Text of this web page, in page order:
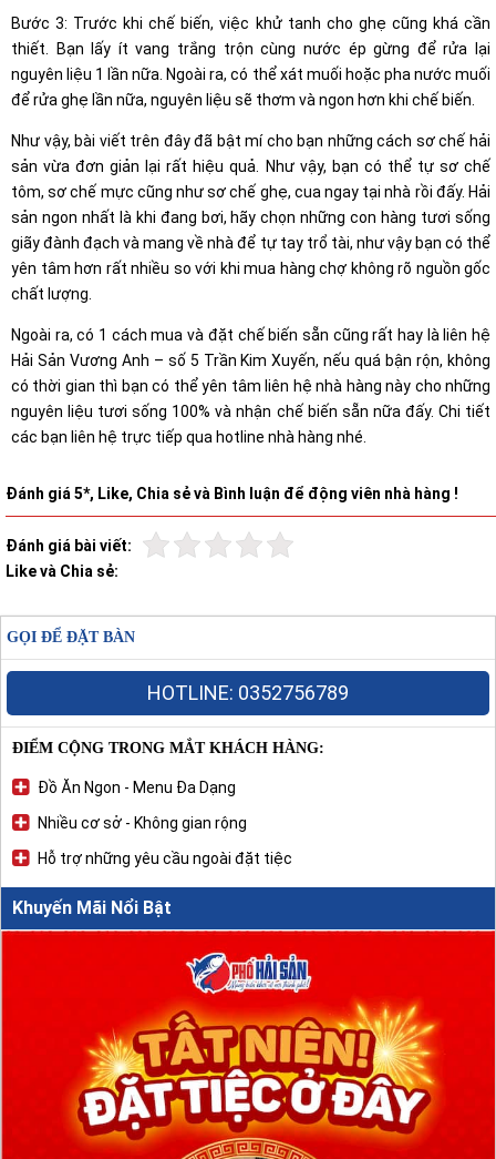
Bước 3: Trước khi chế biến, việc khử tanh cho ghẹ cũng khá cần
thiết. Bạn lấy ít vang trắng trộn cùng nước ép gừng để rửa lại
nguyên liệu 1 lần nữa. Ngoài ra, có thể xát muối hoặc pha nước muối
để rửa ghẹ lần nữa, nguyên liệu sẽ thơm và ngon hơn khi chế biến.
Như vậy, bài viết trên đây đã bật mí cho bạn những cách sơ chế hải
sản vừa đơn giản lại rất hiệu quả. Như vậy, bạn có thể tự sơ chế
tôm, sơ chế mực cũng như sơ chế ghẹ, cua ngay tại nhà rồi đấy. Hải
sản ngon nhất là khi đang bơi, hãy chọn những con hàng tươi sống
giãy đành đạch và mang về nhà để tự tay trổ tài, như vậy bạn có thể
yên tâm hơn rất nhiều so với khi mua hàng chợ không rõ nguồn gốc
chất lượng.
Ngoài ra, có 1 cách mua và đặt chế biến sẵn cũng rất hay là liên hệ
Hải Sản Vương Anh – số 5 Trần Kim Xuyến, nếu quá bận rộn, không
có thời gian thì bạn có thể yên tâm liên hệ nhà hàng này cho những
nguyên liệu tươi sống 100% và nhận chế biến sẵn nữa đấy. Chi tiết
các bạn liên hệ trực tiếp qua hotline nhà hàng nhé.
Đánh giá 5*, Like, Chia sẻ và Bình luận để động viên nhà hàng !
Đánh giá bài viết:
Like và Chia sẻ:
GỌI ĐỂ ĐẶT BÀN
HOTLINE: 0352756789
ĐIỂM CỘNG TRONG MẮT KHÁCH HÀNG:
Đồ Ăn Ngon - Menu Đa Dạng
Nhiều cơ sở - Không gian rộng
Hỗ trợ những yêu cầu ngoài đặt tiệc
Khuyến Mãi Nổi Bật